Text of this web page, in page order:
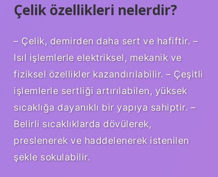
Çelik özellikleri nelerdir?
– Çelik, demirden daha sert ve hafiftir. –
Isıl işlemlerle elektriksel, mekanik ve
fiziksel özellikler kazandırılabilir. – Çeşitli
işlemlerle sertliği artırılabilen, yüksek
sıcaklığa dayanıklı bir yapıya sahiptir. –
Belirli sıcaklıklarda dövülerek,
preslenerek ve haddelenerek istenilen
şekle sokulabilir.